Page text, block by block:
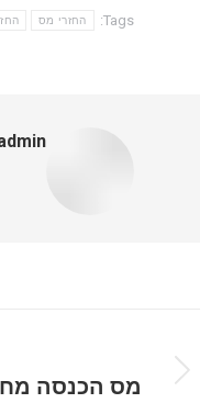
Tags: החזרי מס
navigation
מס הכנסה